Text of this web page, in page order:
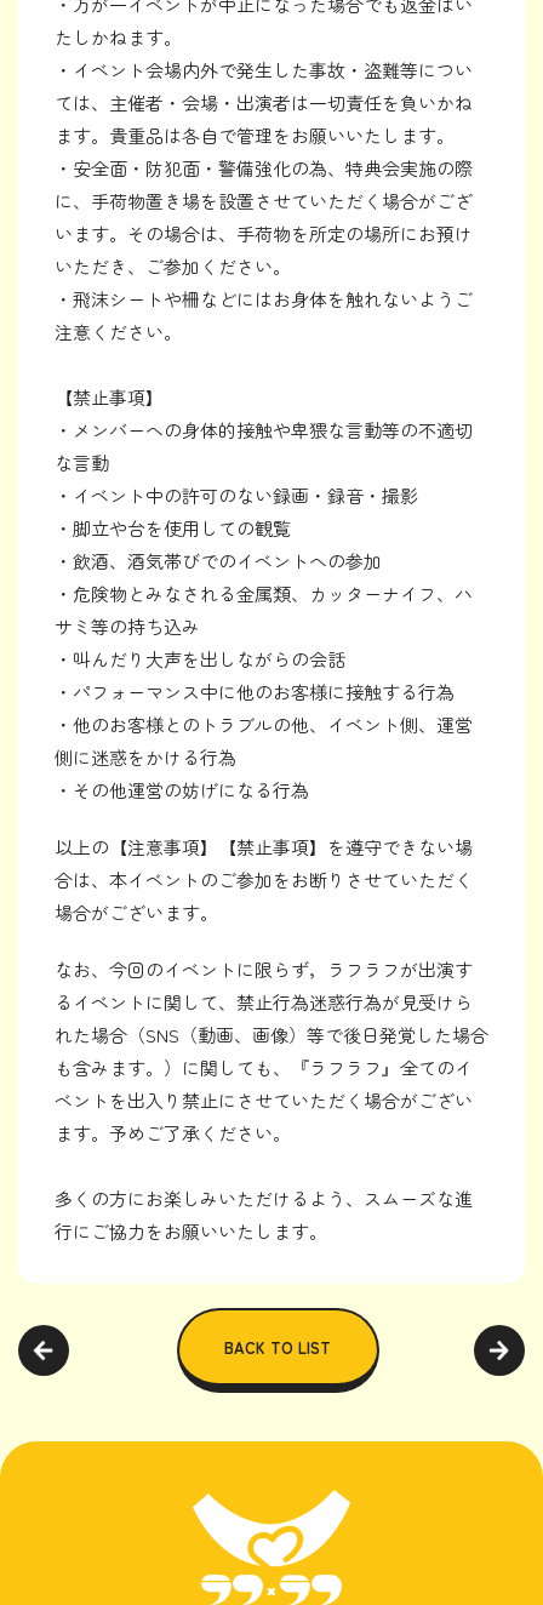
たしかねます。
・イベント会場内外で発生した事故・盗難等につい
ては、主催者・会場・出演者は一切責任を負いかね
ます。貴重品は各自で管理をお願いいたします。
・安全面・防犯面・警備強化の為、特典会実施の際
に、手荷物置き場を設置させていただく場合がござ
います。その場合は、手荷物を所定の場所にお預け
いただき、ご参加ください。
・飛沫シートや柵などにはお身体を触れないようご
注意ください。
【禁止事項】
・メンバーへの身体的接触や卑猥な言動等の不適切
な言動
・イベント中の許可のない録画・録音・撮影
・脚立や台を使用しての観覧
・飲酒、酒気帯びでのイベントへの参加
・危険物とみなされる金属類、カッターナイフ、ハ
サミ等の持ち込み
・叫んだり大声を出しながらの会話
・パフォーマンス中に他のお客様に接触する行為
・他のお客様とのトラブルの他、イベント側、運営
側に迷惑をかける行為
・その他運営の妨げになる行為
以上の【注意事項】【禁止事項】を遵守できない場
合は、本イベントのご参加をお断りさせていただく
場合がございます。
なお、今回のイベントに限らず，ラフラフが出演す
るイベントに関して、禁止行為迷惑行為が見受けら
れた場合（SNS（動画、画像）等で後日発覚した場合
も含みます。）に関しても、『ラフラフ』全てのイ
ベントを出入り禁止にさせていただく場合がござい
ます。予めご了承ください。
多くの方にお楽しみいただけるよう、スムーズな進
行にご協力をお願いいたします。
BACK TO LIST